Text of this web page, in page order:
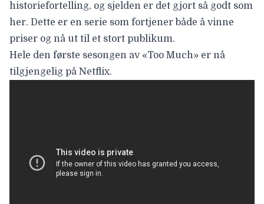
historiefortelling, og sjelden er det gjort så godt som
her. Dette er en serie som fortjener både å vinne
priser og nå ut til et stort publikum.
Hele den første sesongen av «Too Much» er nå
tilgjengelig på Netflix.